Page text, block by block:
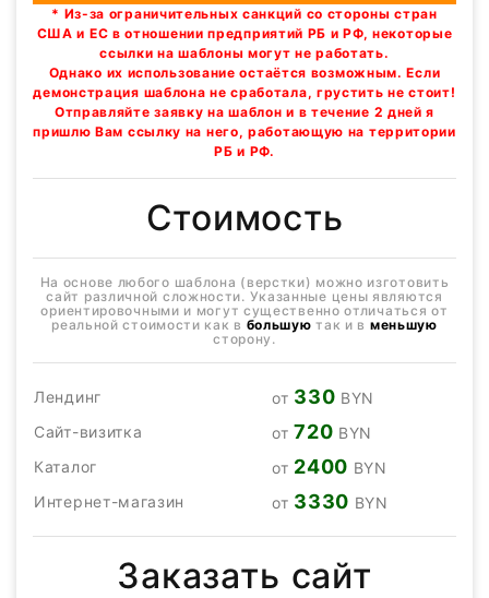
* Из-за ограничительных санкций со стороны стран
США и ЕС в отношении предприятий РБ и РФ, некоторые
ссылки на шаблоны могут не работать.
Однако их использование остаётся возможным. Если
демонстрация шаблона не сработала, грустить не стоит!
Отправляйте заявку на шаблон и в течение 2 дней я
пришлю Вам ссылку на него, работающую на территории
РБ и РФ.
Стоимость
На основе любого шаблона (верстки) можно изготовить
сайт различной сложности. Указанные цены являются
ориентировочными и могут существенно отличаться от
реальной стоимости как в большую так и в меньшую
сторону.
Лендинг от 330 BYN
Сайт-визитка
от720 BYN
Каталог
от 2400 BYN
Интернет-магазин
от 3330 BYN
Заказать сайт